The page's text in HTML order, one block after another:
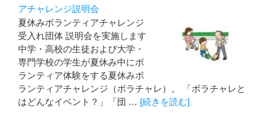
アチャレンジ説明会
夏休みボランティアチャレンジ
受入れ団体 説明会を実施します
中学・高校の生徒および大学・
専門学校の学生が夏休み中にボ
ランティア体験をする夏休みボ
ランティアチャレンジ（ボラチャレ）。 「ボラチャレと
はどんなイベント？」「団 … [続きを読む]